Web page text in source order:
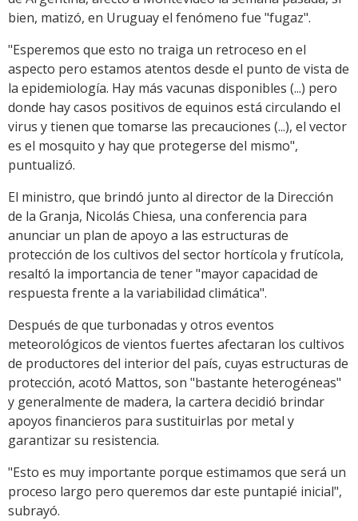
bien, matizó, en Uruguay el fenómeno fue "fugaz".
"Esperemos que esto no traiga un retroceso en el
aspecto pero estamos atentos desde el punto de vista de
la epidemiología. Hay más vacunas disponibles (...) pero
donde hay casos positivos de equinos está circulando el
virus y tienen que tomarse las precauciones (...), el vector
es el mosquito y hay que protegerse del mismo",
puntualizó.
El ministro, que brindó junto al director de la Dirección
de la Granja, Nicolás Chiesa, una conferencia para
anunciar un plan de apoyo a las estructuras de
protección de los cultivos del sector hortícola y frutícola,
resaltó la importancia de tener "mayor capacidad de
respuesta frente a la variabilidad climática".
Después de que turbonadas y otros eventos
meteorológicos de vientos fuertes afectaran los cultivos
de productores del interior del país, cuyas estructuras de
protección, acotó Mattos, son "bastante heterogéneas"
y generalmente de madera, la cartera decidió brindar
apoyos financieros para sustituirlas por metal y
garantizar su resistencia.
"Esto es muy importante porque estimamos que será un
proceso largo pero queremos dar este puntapié inicial",
subrayó.